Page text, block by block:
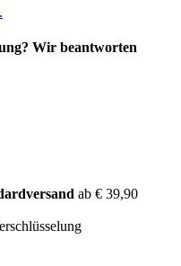
Wir beantworten
ab € 39,90